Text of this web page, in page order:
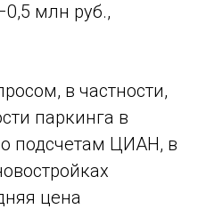
млн руб.,
в частности,
паркинга в
подсчетам ЦИАН, в
цена